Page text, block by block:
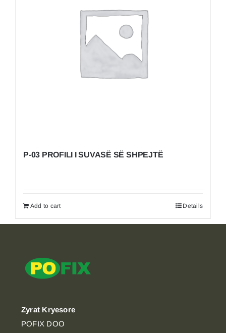
P-03 PROFILI I SUVASË SË SHPEJTË
Add to cart Details
Zyrat Kryesore
POFIX DOO